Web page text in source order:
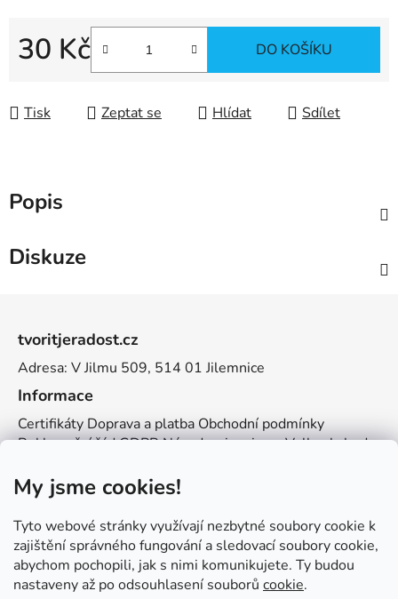
My jsme cookies!
Tyto webové stránky využívají nezbytné soubory cookie k
zajištění správného fungování a sledovací soubory cookie,
abychom pochopili, jak s nimi komunikujete. Ty budou
nastaveny až po odsouhlasení souborů cookie.
30 Kč
Měrná cena:
DO KOŠÍKU
Tisk Zeptat se Hlídat Sdílet
Popis
Diskuze
tvoritjeradost.cz
Adresa: V Jilmu 509, 514 01 Jilemnice
Informace
Certifikáty Doprava a platba Obchodní podmínky
Reklamační řádGDPRNávody a inspiraceVelkoobchod
Kontakt
info@zemetvoreni.cz Míša:605 077 705
Adél:775 683 521
Zemětvoření